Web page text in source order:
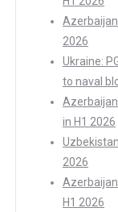
2026
Ukraine:
to naval
in H1 2026
2026
H1 2026